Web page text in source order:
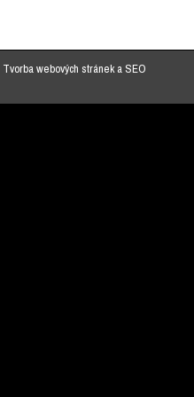
Tvorba webových stráneka SEO